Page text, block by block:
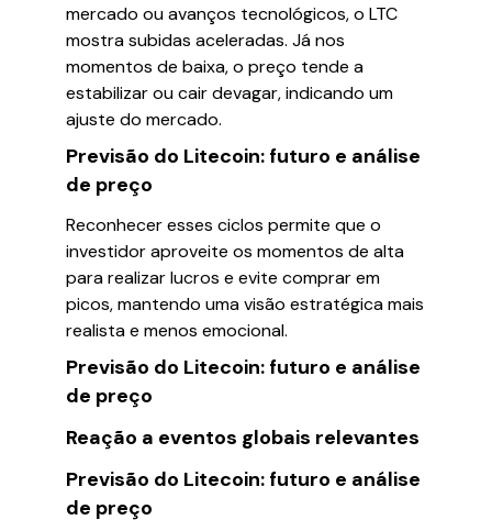
mercado ou avanços tecnológicos, o LTC
mostra subidas aceleradas. Já nos
momentos de baixa, o preço tende a
estabilizar ou cair devagar, indicando um
ajuste do mercado.
Previsão do Litecoin: futuro e análise
de preço
Reconhecer esses ciclos permite que o
investidor aproveite os momentos de alta
para realizar lucros e evite comprar em
picos, mantendo uma visão estratégica mais
realista e menos emocional.
Previsão do Litecoin: futuro e análise
de preço
Reação a eventos globais relevantes
Previsão do Litecoin: futuro e análise
de preço